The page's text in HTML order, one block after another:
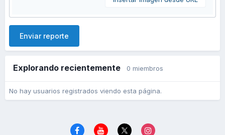
Enviar reporte
Explorando recientemente 0 miembros
No hay usuarios registrados viendo esta página.